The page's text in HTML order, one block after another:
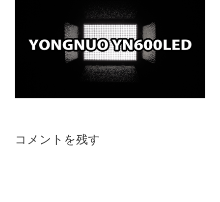
Reader
コメントを残す